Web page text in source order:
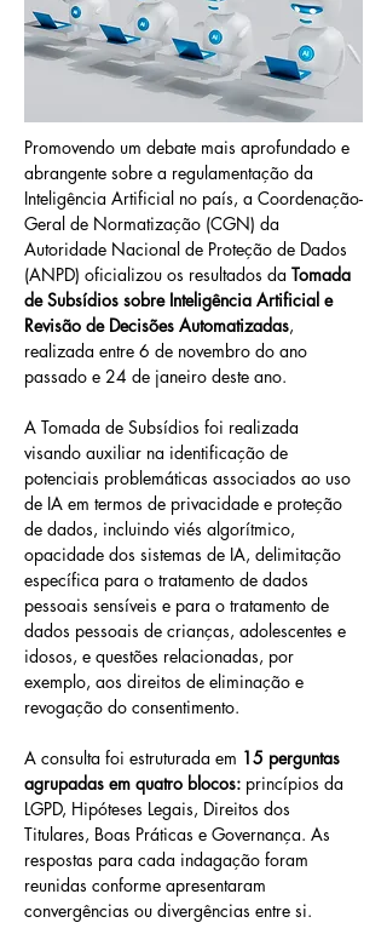
Promovendo um debate mais aprofundado e
abrangente sobre a regulamentação da
Inteligência Artificial no país, a Coordenação-
Geral de Normatização (CGN) da
Autoridade Nacional de Proteção de Dados
(ANPD) oficializou os resultados da Tomada
de Subsídios sobre Inteligência Artificial e
Revisão de Decisões Automatizadas,
realizada entre 6 de novembro do ano
passado e 24 de janeiro deste ano.
A Tomada de Subsídios foi realizada
visando auxiliar na identificação de
potenciais problemáticas associados ao uso
de IA em termos de privacidade e proteção
de dados, incluindo viés algorítmico,
opacidade dos sistemas de IA, delimitação
específica para o tratamento de dados
pessoais sensíveis e para o tratamento de
dados pessoais de crianças, adolescentes e
idosos, e questões relacionadas, por
exemplo, aos direitos de eliminação e
revogação do consentimento.
A consulta foi estruturada em 15 perguntas
agrupadas em quatro blocos: princípios da
LGPD, Hipóteses Legais, Direitos dos
Titulares, Boas Práticas e Governança. As
respostas para cada indagação foram
reunidas conforme apresentaram
convergências ou divergências entre si.